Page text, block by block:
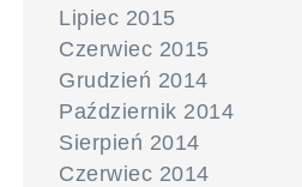
Lipiec 2015
Czerwiec 2015
Grudzień 2014
Październik 2014
Sierpień 2014
Czerwiec 2014